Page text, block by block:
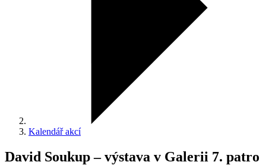
Kalendář akcí
David Soukup – výstava v Galerii 7. patro